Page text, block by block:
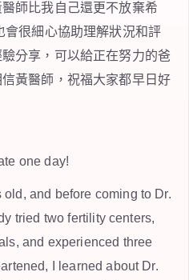
師比我自己還更不放棄希
會很細心協助理解狀況和評
分享，可以給正在努力的爸
黃醫師，祝福大家都早日好
one day!
old, and before coming to Dr.
tried two fertility centers,
and experienced three
I learned about Dr.